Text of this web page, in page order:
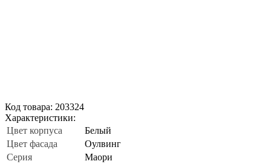
Код товара: 203324
Характеристики:
Цвет корпуса
Белый
Цвет фасада
Оулвинг
Серия
Маори